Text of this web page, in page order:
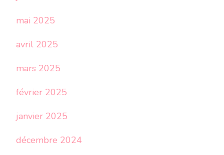
mai 2025
avril 2025
mars 2025
février 2025
janvier 2025
décembre 2024